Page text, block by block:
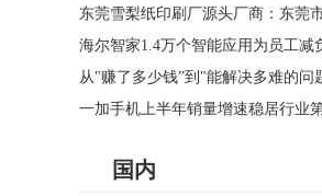
海尔智家1.4万个智能应用为员工减
国内